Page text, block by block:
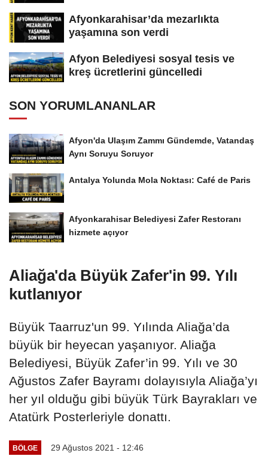
Afyonkarahisar’da mezarlıkta
yaşamına son verdi
Afyon Belediyesi sosyal tesis ve
kreş ücretlerini güncelledi
SON YORUMLANANLAR
Afyon'da Ulaşım Zammı Gündemde, Vatandaş
Aynı Soruyu Soruyor
Antalya Yolunda Mola Noktası: Café de Paris
Afyonkarahisar Belediyesi Zafer Restoranı
hizmete açıyor
Aliağa'da Büyük Zafer'in 99. Yılı
kutlanıyor
Büyük Taarruz'un 99. Yılında Aliağa’da
büyük bir heyecan yaşanıyor. Aliağa
Belediyesi, Büyük Zafer’in 99. Yılı ve 30
Ağustos Zafer Bayramı dolayısıyla Aliağa’yı
her yıl olduğu gibi büyük Türk Bayrakları ve
Atatürk Posterleriyle donattı.
BÖLGE 29 Ağustos 2021 - 12:46